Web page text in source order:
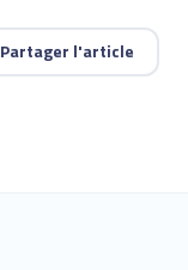
Partager l'article